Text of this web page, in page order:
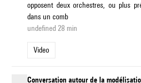
opposent deux orchestres, ou plus
dans un comb
undefined 28 min
Video
Conversation autour de la